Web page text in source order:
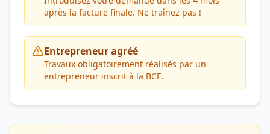
après la facture finale. Ne traînez pas !
Entrepreneur agréé
Travaux obligatoirement réalisés par un
entrepreneur inscrit à la BCE.